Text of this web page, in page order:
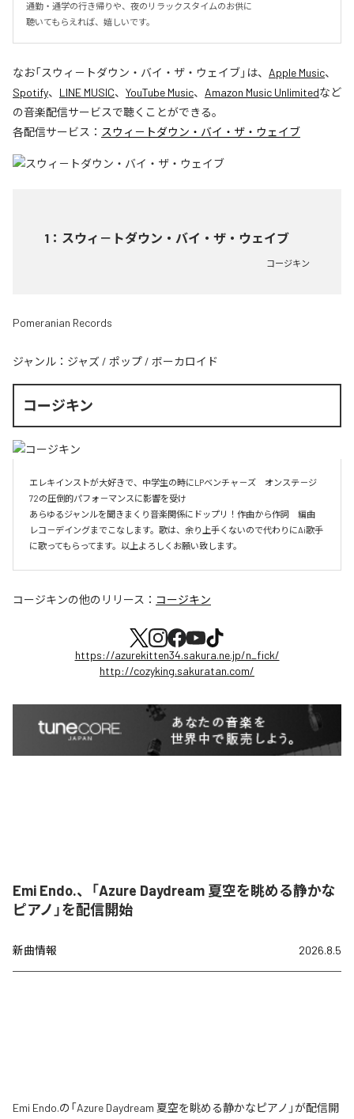
通勤・通学の行き帰りや、夜のリラックスタイムのお供に
聴いてもらえれば、嬉しいです。
なお「スウィ－トダウン・バイ・ザ・ウェイブ」は、 Apple Music、
Spotify、 LINE MUSIC、 YouTube Music、 Amazon Music Unlimitedなど
の音楽配信サービスで聴くことができる。
各配信サービス： スウィ－トダウン・バイ・ザ・ウェイブ
1 ： スウィ－トダウン・バイ・ザ・ウェイブ
コージキン
Pomeranian Records
ジャンル： ジャズ / ポップ / ボーカロイド
コージキン
エレキインストが大好きで、中学生の時にLPベンチャ－ズ　オンステ－ジ
72の圧倒的パフォ－マンスに影響を受け
あらゆるジャンルを聞きまくり音楽関係にドップリ！作曲から作詞　編曲
レコ－デイングまでこなします。歌は、余り上手くないので代わりにAi歌手
に歌ってもらってます。以上よろしくお願い致します。
コージキンの他のリリース： コージキン
https://azurekitten34.sakura.ne.jp/n_fick/
http://cozyking.sakuratan.com/
Emi Endo.、「Azure Daydream 夏空を眺める静かな
ピアノ」を配信開始
新曲情報 2026.8.5
Emi Endo.の「Azure Daydream 夏空を眺める静かなピアノ」が配信開